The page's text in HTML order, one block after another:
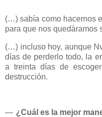
(…) sabía como hacernos
para que nos
(…) incluso hoy, aunque
días de perderlo todo, la
a treinta días de
destrucción.
— ¿Cuál es la mejor